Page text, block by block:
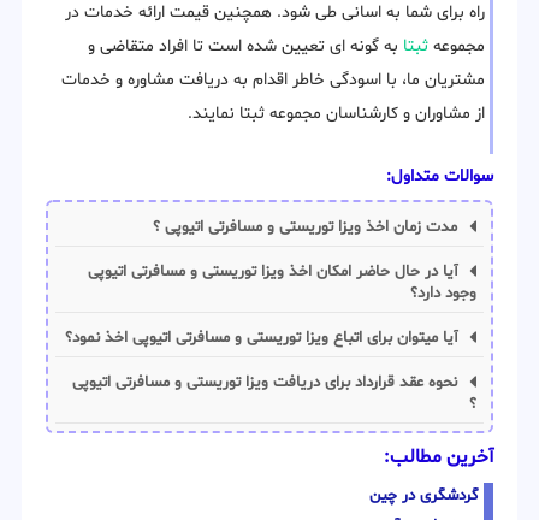
راه برای شما به اسانی طی شود. همچنین قیمت ارائه خدمات در
مجموعه ثبتا به گونه ای تعیین شده است تا افراد متقاضی و
مشتریان ما، با اسودگی خاطر اقدام به دریافت مشاوره و خدمات
از مشاوران و کارشناسان مجموعه ثبتا نمایند.
سوالات متداول:
مدت زمان اخذ ویزا توریستی و مسافرتی اتیوپی ؟
آیا در حال حاضر امکان اخذ ویزا توریستی و مسافرتی اتیوپی
وجود دارد؟
آیا میتوان برای اتباع ویزا توریستی و مسافرتی اتیوپی اخذ نمود؟
نحوه عقد قرارداد برای دریافت ویزا توریستی و مسافرتی اتیوپی
؟
آخرین مطالب:
گردشگری در چین